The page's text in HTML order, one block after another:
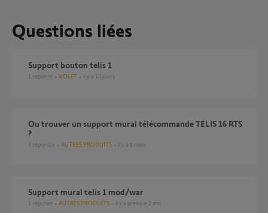
Questions liées
Support bouton telis 1
1 réponse VOLET il y a 13 jours
Ou trouver un support mural télécommande TELIS 16 RTS
?
3 réponses AUTRES PRODUITS il y a 6 mois
Support mural telis 1 mod/war
1 réponse AUTRES PRODUITS il y a presque 2 ans